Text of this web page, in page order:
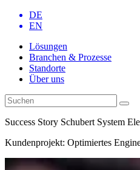
DE
EN
Lösungen
Branchen & Prozesse
Standorte
Über uns
Success Story Schubert System
Kundenprojekt: Optimiertes